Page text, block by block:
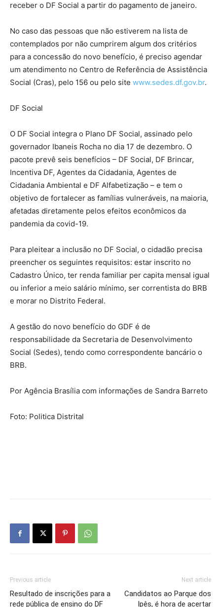
receber o DF Social a partir do pagamento de janeiro.
No caso das pessoas que não estiverem na lista de
contemplados por não cumprirem algum dos critérios
para a concessão do novo benefício, é preciso agendar
um atendimento no Centro de Referência de Assistência
Social (Cras), pelo 156 ou pelo site www.sedes.df.gov.br.
DF Social
O DF Social integra o Plano DF Social, assinado pelo
governador Ibaneis Rocha no dia 17 de dezembro. O
pacote prevê seis benefícios – DF Social, DF Brincar,
Incentiva DF, Agentes da Cidadania, Agentes de
Cidadania Ambiental e DF Alfabetização – e tem o
objetivo de fortalecer as famílias vulneráveis, na maioria,
afetadas diretamente pelos efeitos econômicos da
pandemia da covid-19.
Para pleitear a inclusão no DF Social, o cidadão precisa
preencher os seguintes requisitos: estar inscrito no
Cadastro Único, ter renda familiar per capita mensal igual
ou inferior a meio salário mínimo, ser correntista do BRB
e morar no Distrito Federal.
A gestão do novo benefício do GDF é de
responsabilidade da Secretaria de Desenvolvimento
Social (Sedes), tendo como correspondente bancário o
BRB.
Por Agência Brasília com informações de Sandra Barreto
Foto: Politica Distrital
Previous article
Resultado de inscrições para a
rede pública de ensino do DF
Next article
Candidatos ao Parque dos
Ipês, é hora de acertar